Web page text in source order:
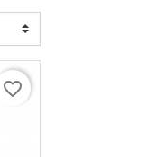
favorite_border